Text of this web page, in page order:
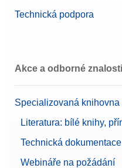
Technická podpora
Akce a odborné znalosti
Specializovaná knihovna
Literatura: bílé knihy,
Technická dokumentace
Webináře na požádání